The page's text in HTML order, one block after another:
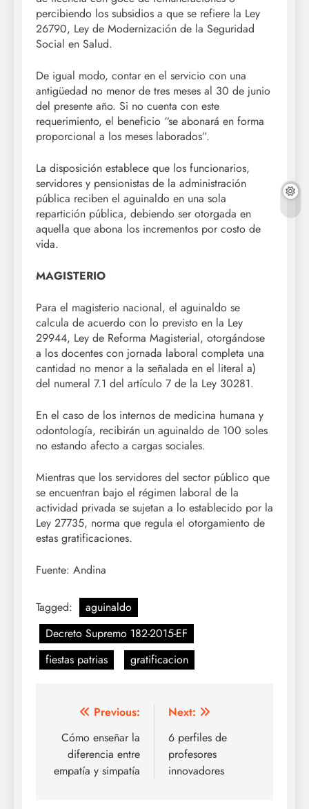
percibiendo los subsidios a que se refiere la Ley
26790, Ley de Modernización de la Seguridad
Social en Salud.
De igual modo, contar en el servicio con una
antigüedad no menor de tres meses al 30 de junio
del presente año. Si no cuenta con este
requerimiento, el beneficio “se abonará en forma
proporcional a los meses laborados”.
La disposición establece que los funcionarios,
servidores y pensionistas de la administración
pública reciben el aguinaldo en una sola
repartición pública, debiendo ser otorgada en
aquella que abona los incrementos por costo de
vida.
MAGISTERIO
Para el magisterio nacional, el aguinaldo se
calcula de acuerdo con lo previsto en la Ley
29944, Ley de Reforma Magisterial, otorgándose
a los docentes con jornada laboral completa una
cantidad no menor a la señalada en el literal a)
del numeral 7.1 del artículo 7 de la Ley 30281.
En el caso de los internos de medicina humana y
odontología, recibirán un aguinaldo de 100 soles
no estando afecto a cargas sociales.
Mientras que los servidores del sector público que
se encuentran bajo el régimen laboral de la
actividad privada se sujetan a lo establecido por la
Ley 27735, norma que regula el otorgamiento de
estas gratificaciones.
Fuente: Andina
Tagged:
aguinaldo
Decreto Supremo 182-2015-EF
fiestas patrias
gratificacion
Navegación
de
entradas
Previous:
Cómo enseñar la
diferencia entre
empatía y simpatía
Next:
6 perfiles de
profesores
innovadores